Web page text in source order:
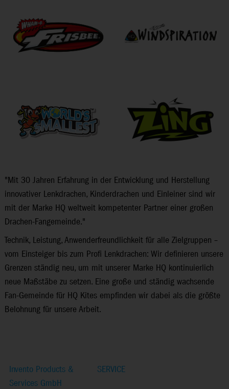
"Mit 30 Jahren Erfahrung in der Entwicklung und Herstellung
innovativer Lenkdrachen, Kinderdrachen und Einleiner sind wir
mit der Marke HQ weltweit kompetenter Partner einer großen
Drachen-Fan­gemeinde."
Technik, Leistung, Anwenderfreundlichkeit für alle Zielgruppen –
vom Einsteiger bis zum Profi Lenkdrachen: Wir definieren unsere
Grenzen ständig neu, um mit unserer Marke HQ kontinuierlich
neue Maßstäbe zu setzen. Eine große und ständig wachsende
Fan-Gemeinde für HQ Kites empfinden wir dabei als die größte
Belohnung für unsere Arbeit.
Invento Products &
Services GmbH
SERVICE